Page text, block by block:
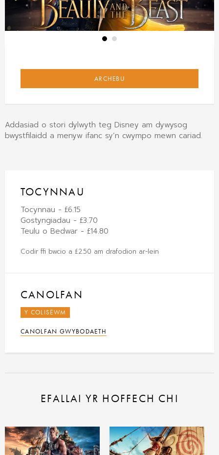
ARCHEBU
Addasiad o stori dylwyth teg Disney am dywysog
bwystfilaidd a menyw ifanc sy’n cwympo mewn cariad.
TOCYNNAU
Tocynnau - £6.15
Gostyngiadau - £3.70
Teulu o Bedwar - £14.80
Codir ffi bwcio a £2.50 am drafodion ar-lein
CANOLFAN
Y COLISËWM
CANOLFAN GWYBODAETH
EFALLAI YR HOFFECH CHI